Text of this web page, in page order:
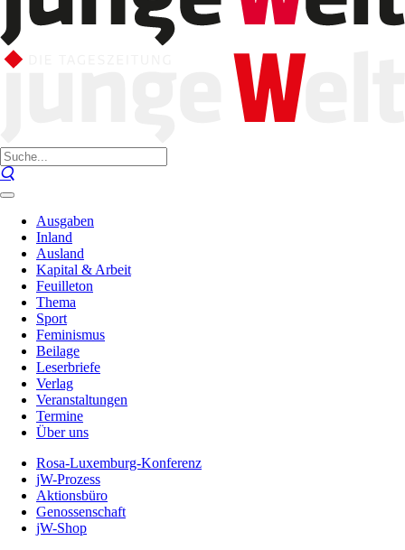
Ausgaben
Inland
Ausland
Kapital & Arbeit
Feuilleton
Thema
Sport
Feminismus
Beilage
Leserbriefe
Verlag
Veranstaltungen
Termine
Über uns
Rosa-Luxemburg-Konferenz
jW-Prozess
Aktionsbüro
Genossenschaft
jW-Shop